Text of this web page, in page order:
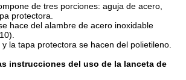
de tres porciones: aguja de acero,
protectora.
hace del alambre de acero inoxidable
la tapa protectora se hacen del polietileno.
instrucciones del uso de la lanceta de